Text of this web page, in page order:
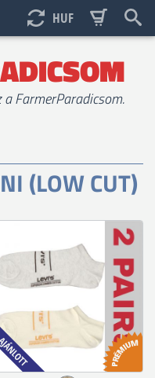
HUF
a FarmerParadicsom.
(LOW CUT)